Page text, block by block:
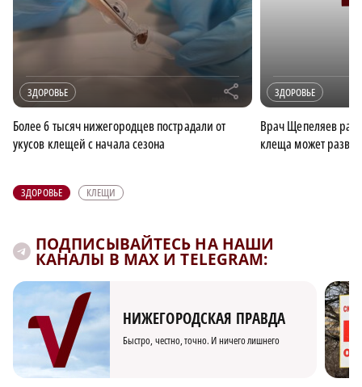
ЗДОРОВЬЕ r
Более 6 тысяч нижегородцев пострадали от
укусов клещей с начала сезона
ЗДОРОВЬЕ
Врач Щепеляев
клеща может
ЗДОРОВЬЕ КЛЕЩИ
ПОДПИСЫВАЙТЕСЬ НА НАШИ
КАНАЛЫ В MAX И TELEGRAM:
НИЖЕГОРОДСКАЯ ПРАВДА
Быстро, честно, точно. И ничего лишнего